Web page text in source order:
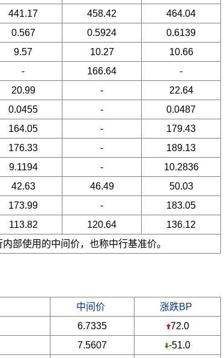
441.17 458.42
464.04
0.567 0.5924
0.6139
9.57 10.27
10.66
- 166.64
-
20.99 -
22.64
0.0455 -
0.0487
164.05 -
179.43
176.33 -
189.13
9.1194 -
10.2836
42.63 46.49
50.03
173.99 -
183.05
113.82 120.64
136.12
部使用的中间价，也称中行基准价。
中间价
涨跌BP
6.7335
72.0
7.5607
-51.0